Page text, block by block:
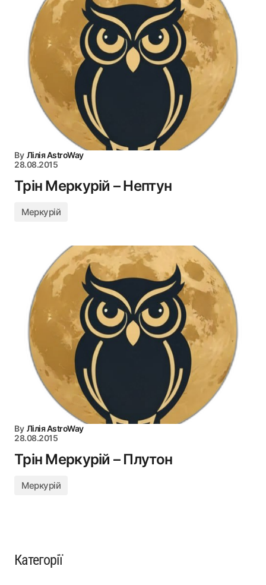
By Лілія AstroWay
28.08.2015
Трін Меркурій – Нептун
Меркурій
By Лілія AstroWay
28.08.2015
Трін Меркурій – Плутон
Меркурій
Категорії